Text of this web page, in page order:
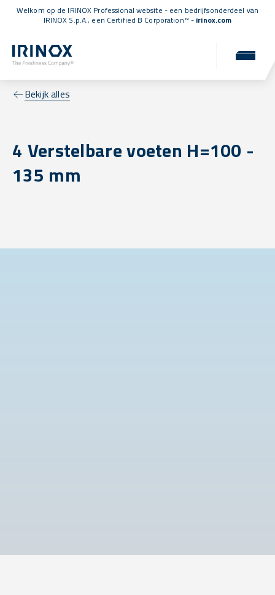
Welkom op de IRINOX Professional website - een bedrijfsonderdeel van
IRINOX S.p.A., een Certified B Corporation™ - irinox.com
Bekijk alles
4 Verstelbare voeten H=100 -
135 mm